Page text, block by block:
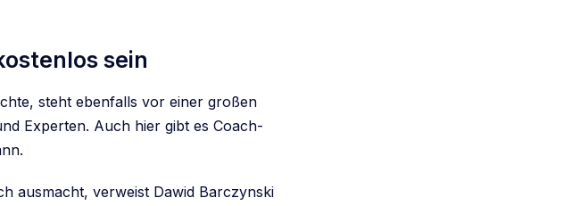
sein
steht ebenfalls vor einer großen
Experten. Auch hier gibt es Coach-
ausmacht, verweist Dawid Barczynski